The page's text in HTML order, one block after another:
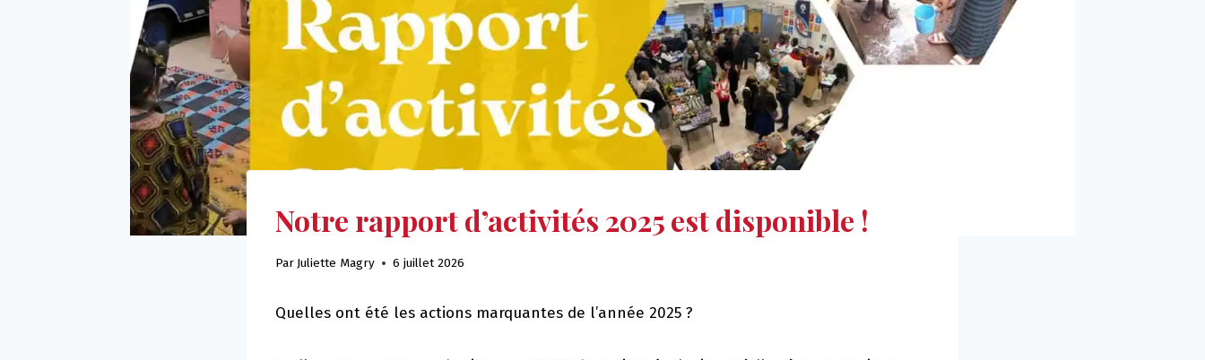
Notre rapport d’activités 2025 est disponible !
ParJuliette Magry 6 juillet 2026
Quelles ont été les actions marquantes de l’année 2025 ?